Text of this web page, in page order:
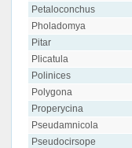
Petaloconchus
Pholadomya
Pitar
Plicatula
Polinices
Polygona
Properycina
Pseudamnicola
Pseudocirsope